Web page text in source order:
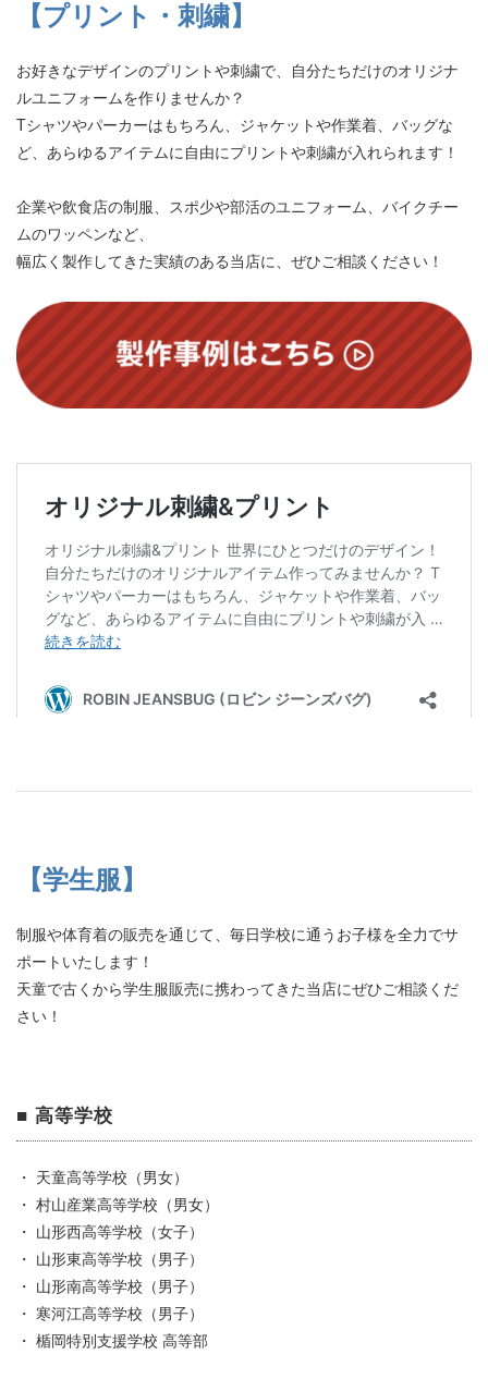
【プリント・刺繍】
お好きなデザインのプリントや刺繍で、自分たちだけのオリジナ
ルユニフォームを作りませんか？
Tシャツやパーカーはもちろん、ジャケットや作業着、バッグな
ど、あらゆるアイテムに自由にプリントや刺繍が入れられます！
企業や飲食店の制服、スポ少や部活のユニフォーム、バイクチー
ムのワッペンなど、
幅広く製作してきた実績のある当店に、ぜひご相談ください！
【学生服】
制服や体育着の販売を通じて、毎日学校に通うお子様を全力でサ
ポートいたします！
天童で古くから学生服販売に携わってきた当店にぜひご相談くだ
さい！
■ 高等学校
・ 天童高等学校（男女）
・ 村山産業高等学校（男女）
・ 山形西高等学校（女子）
・ 山形東高等学校（男子）
・ 山形南高等学校（男子）
・ 寒河江高等学校（男子）
・ 楯岡特別支援学校 高等部